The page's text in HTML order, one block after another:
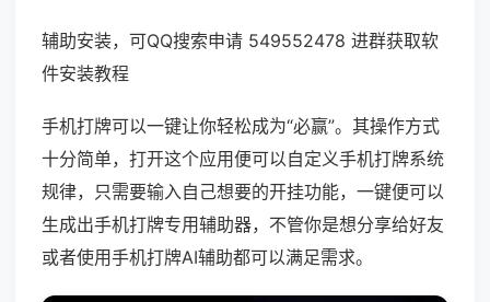
辅助安装，可QQ搜索申请 549552478 进群获取软
件安装教程
手机打牌可以一键让你轻松成为“必赢”。其操作方式
十分简单，打开这个应用便可以自定义手机打牌系统
规律，只需要输入自己想要的开挂功能，一键便可以
生成出手机打牌专用辅助器，不管你是想分享给好友
或者使用手机打牌AI辅助都可以满足需求。